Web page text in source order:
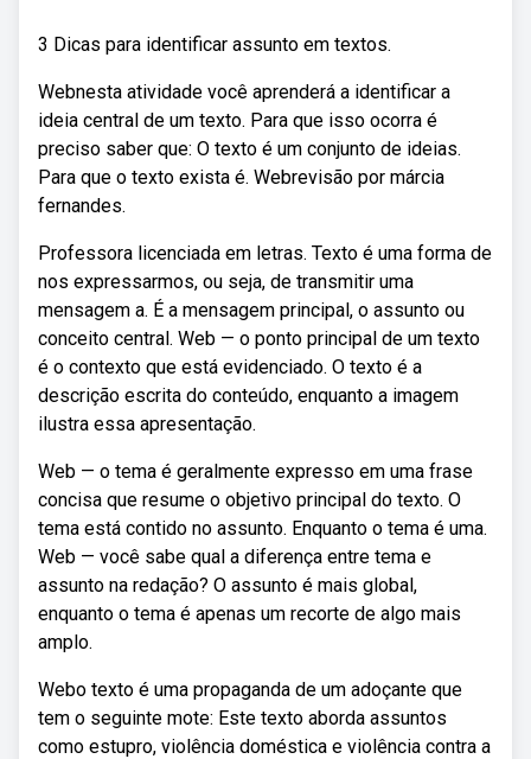
3 Dicas para identificar assunto em textos.
Webnesta atividade você aprenderá a identificar a
ideia central de um texto. Para que isso ocorra é
preciso saber que: O texto é um conjunto de ideias.
Para que o texto exista é. Webrevisão por márcia
fernandes.
Professora licenciada em letras. Texto é uma forma de
nos expressarmos, ou seja, de transmitir uma
mensagem a. É a mensagem principal, o assunto ou
conceito central. Web — o ponto principal de um texto
é o contexto que está evidenciado. O texto é a
descrição escrita do conteúdo, enquanto a imagem
ilustra essa apresentação.
Web — o tema é geralmente expresso em uma frase
concisa que resume o objetivo principal do texto. O
tema está contido no assunto. Enquanto o tema é uma.
Web — você sabe qual a diferença entre tema e
assunto na redação? O assunto é mais global,
enquanto o tema é apenas um recorte de algo mais
amplo.
Webo texto é uma propaganda de um adoçante que
tem o seguinte mote: Este texto aborda assuntos
como estupro, violência doméstica e violência contra a